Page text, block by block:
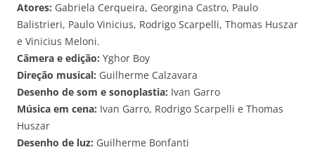
Atores: Gabriela Cerqueira, Georgina Castro, Paulo
Balistrieri, Paulo Vinicius, Rodrigo Scarpelli, Thomas Huszar
e Vinicius Meloni.
Câmera e edição: Yghor Boy
Direção musical: Guilherme Calzavara
Desenho de som e sonoplastia: Ivan Garro
Música em cena: Ivan Garro, Rodrigo Scarpelli e Thomas
Huszar
Desenho de luz: Guilherme Bonfanti